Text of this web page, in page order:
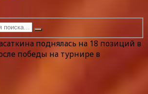
поднялась на 18 позиций в
победы на турнире в